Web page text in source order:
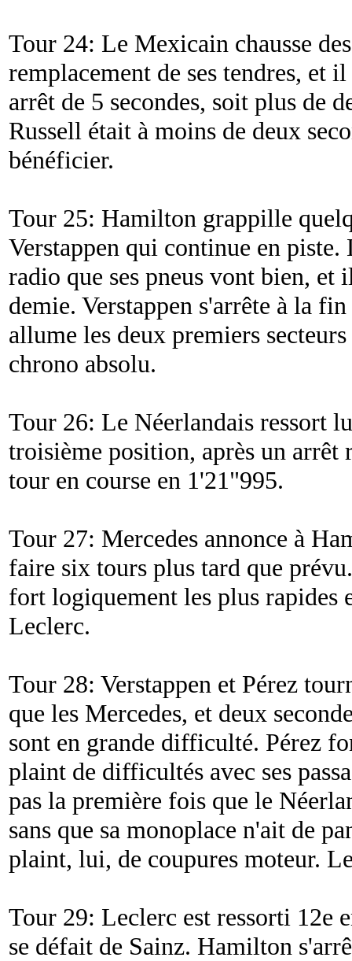
Tour 24: Le Mexicain chausse
remplacement de ses tendres, et
arrêt de 5 secondes, soit plus de
Russell était à moins de deux
bénéficier.
Tour 25: Hamilton grappille
Verstappen qui continue en
radio que ses pneus vont bien, et
demie. Verstappen s'arrête à la
allume les deux premiers
chrono absolu.
Tour 26: Le Néerlandais ressort
troisième position, après un arrêt
tour en course en 1'21"995.
Tour 27: Mercedes annonce à
faire six tours plus tard que
fort logiquement les plus rapides
Leclerc.
Tour 28: Verstappen et Pérez
que les Mercedes, et deux
sont en grande difficulté. Pérez
plaint de difficultés avec ses
pas la première fois que le
sans que sa monoplace n'ait de
plaint, lui, de coupures moteur.
Tour 29: Leclerc est ressorti 12e
se défait de Sainz. Hamilton